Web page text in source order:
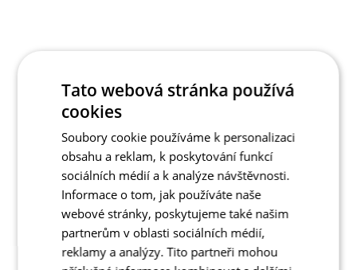
Tato webová stránka používá
cookies
Soubory cookie používáme k personalizaci
obsahu a reklam, k poskytování funkcí
sociálních médií a k analýze návštěvnosti.
Informace o tom, jak používáte naše
webové stránky, poskytujeme také našim
partnerům v oblasti sociálních médií,
reklamy a analýzy. Tito partneři mohou